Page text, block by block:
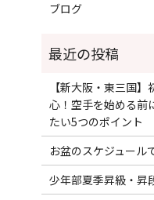
ブログ
【新大阪・東三国
心！空手を始める前
たい5つのポイント
お盆のスケジュール
少年部夏季昇級・昇